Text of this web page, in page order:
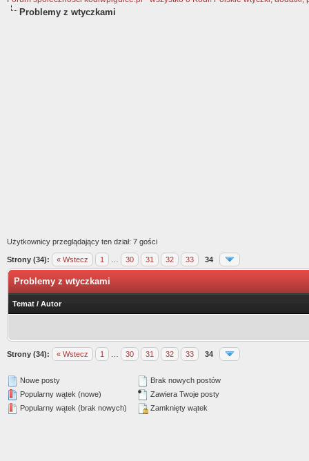
Problemy z wtyczkami
Użytkownicy przeglądający ten dział: 7 gości
Strony (34): « Wstecz 1 30 31 32 33 34
Problemy z wtyczkami
Temat / Autor
Strony (34): « Wstecz 1 30 31 32 33 34
Nowe posty
Popularny wątek (nowe)
Popularny wątek (brak nowych)
Brak nowych postów
Zawiera Twoje posty
Zamknięty wątek